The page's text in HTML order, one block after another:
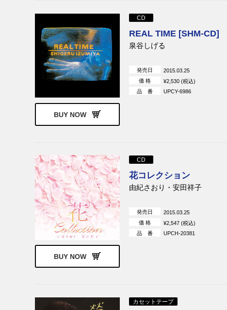
BUY NOW
CD
REAL TIME [SHM-CD]
泉谷しげる
発売日
2015.03.25
価 格
¥2,530 (税込)
品 番
UPCY-6986
BUY NOW
CD
花コレクション
由紀さおり・安田祥子
発売日
2015.03.25
価 格
¥2,547 (税込)
品 番
UPCH-20381
カセットテープ